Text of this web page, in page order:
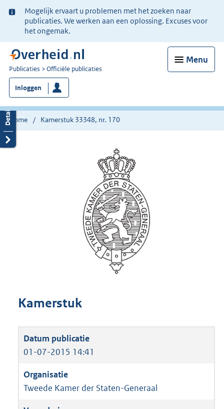
Ter
informatie:
Mogelijk ervaart u problemen met het zoeken naar
publicaties. We werken aan een oplossing. Excuses voor
het ongemak.
Menu
U
bent
nu
hier:
Publicaties Officiële publicaties
Inloggen
Home Kamerstuk 33348, nr. 170
Kamerstuk
01-07-2015 14:41
Tweede Kamer der Staten-Generaal